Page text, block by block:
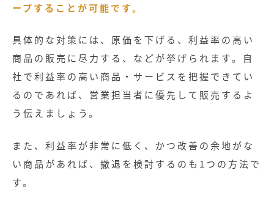
ープすることが可能です。
具体的な対策には、原価を下げる、利益率の高い
商品の販売に尽力する、などが挙げられます。自
社で利益率の高い商品・サービスを把握できてい
るのであれば、営業担当者に優先して販売するよ
う伝えましょう。
また、利益率が非常に低く、かつ改善の余地がな
い商品があれば、撤退を検討するのも1つの方法で
す。